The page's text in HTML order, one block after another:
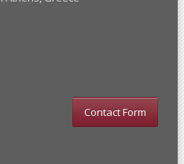
Contact Form